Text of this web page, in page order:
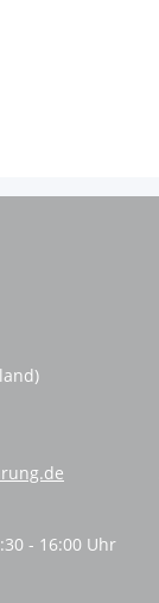
- 16:00 Uhr